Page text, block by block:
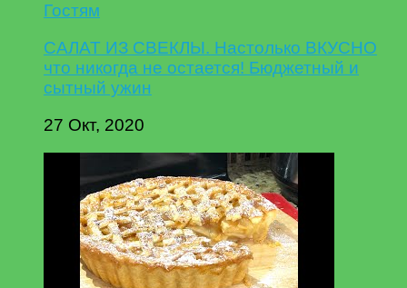
Гостям
САЛАТ ИЗ СВЕКЛЫ. Настолько ВКУСНО
что никогда не остается! Бюджетный и
сытный ужин
27 Окт, 2020